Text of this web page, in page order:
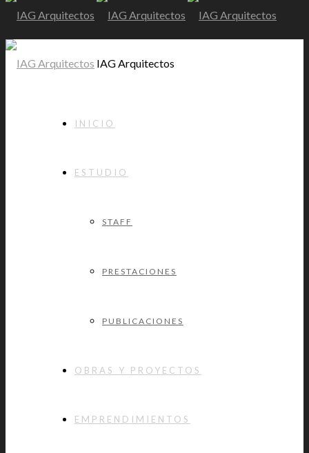
IAG Arquitectos
INICIO
ESTUDIO
STAFF
PRESTACIONES
PUBLICACIONES
OBRAS Y PROYECTOS
EMPRENDIMIENTOS